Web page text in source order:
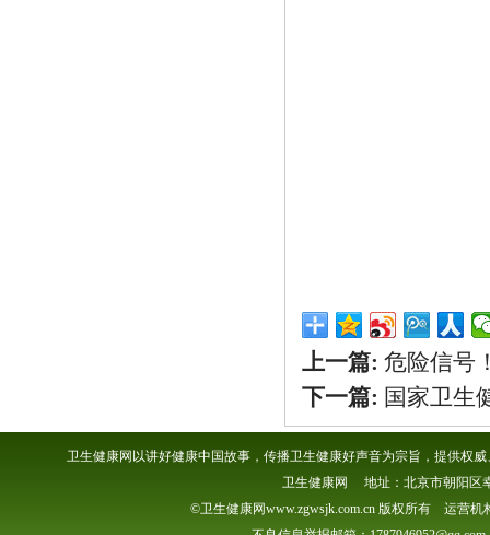
上一篇: 危险信号
下一篇: 国家卫生
卫生健康网以讲好健康中国故事，传播卫生健康好声音为宗旨，提供权
卫生健康网 地址：北京市朝阳区
©卫生健康网www.zgwsjk.com.cn 版权所有 运营